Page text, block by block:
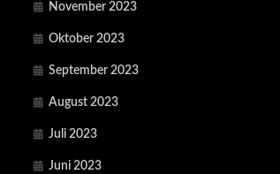
November 2023
Oktober 2023
September 2023
August 2023
Juli 2023
Juni 2023